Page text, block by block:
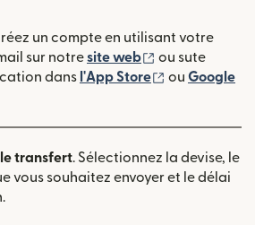
un compte en utilisant votre
sur notresite web (s'ouvre dans
ou sute
dans l'App Store (s'ouvre
ou Google
transfert. Sélectionnez la devise, le
vous souhaitez envoyer et le délai